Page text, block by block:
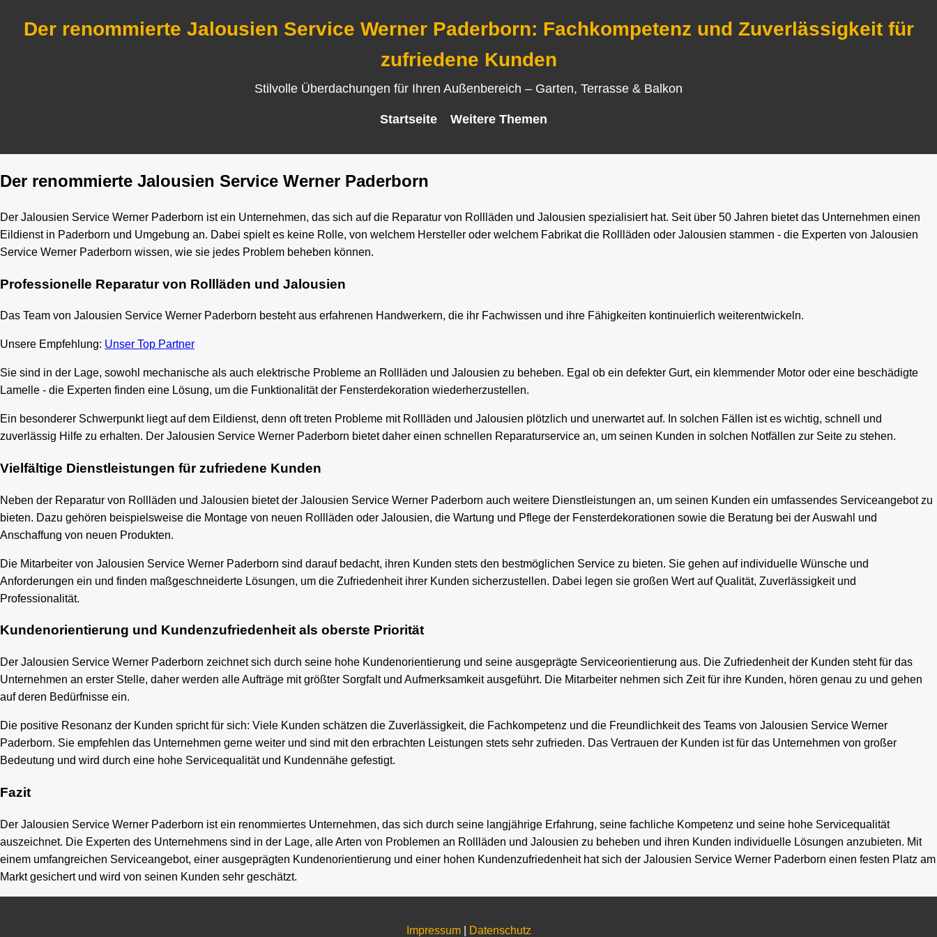
Der renommierte Jalousien Service Werner Paderborn: Fachkompetenz und Zuverlässigkeit für
zufriedene Kunden
Stilvolle Überdachungen für Ihren Außenbereich – Garten, Terrasse & Balkon
Startseite Weitere Themen
Der renommierte Jalousien Service Werner Paderborn
Der Jalousien Service Werner Paderborn ist ein Unternehmen, das sich auf die Reparatur von Rollläden und Jalousien spezialisiert hat. Seit über 50 Jahren bietet das Unternehmen einen
Eildienst in Paderborn und Umgebung an. Dabei spielt es keine Rolle, von welchem Hersteller oder welchem Fabrikat die Rollläden oder Jalousien stammen - die Experten von Jalousien
Service Werner Paderborn wissen, wie sie jedes Problem beheben können.
Professionelle Reparatur von Rollläden und Jalousien
Das Team von Jalousien Service Werner Paderborn besteht aus erfahrenen Handwerkern, die ihr Fachwissen und ihre Fähigkeiten kontinuierlich weiterentwickeln.
Unsere Empfehlung: Unser Top Partner
Sie sind in der Lage, sowohl mechanische als auch elektrische Probleme an Rollläden und Jalousien zu beheben. Egal ob ein defekter Gurt, ein klemmender Motor oder eine beschädigte
Lamelle - die Experten finden eine Lösung, um die Funktionalität der Fensterdekoration wiederherzustellen.
Ein besonderer Schwerpunkt liegt auf dem Eildienst, denn oft treten Probleme mit Rollläden und Jalousien plötzlich und unerwartet auf. In solchen Fällen ist es wichtig, schnell und
zuverlässig Hilfe zu erhalten. Der Jalousien Service Werner Paderborn bietet daher einen schnellen Reparaturservice an, um seinen Kunden in solchen Notfällen zur Seite zu stehen.
Vielfältige Dienstleistungen für zufriedene Kunden
Neben der Reparatur von Rollläden und Jalousien bietet der Jalousien Service Werner Paderborn auch weitere Dienstleistungen an, um seinen Kunden ein umfassendes Serviceangebot zu
bieten. Dazu gehören beispielsweise die Montage von neuen Rollläden oder Jalousien, die Wartung und Pflege der Fensterdekorationen sowie die Beratung bei der Auswahl und
Anschaffung von neuen Produkten.
Die Mitarbeiter von Jalousien Service Werner Paderborn sind darauf bedacht, ihren Kunden stets den bestmöglichen Service zu bieten. Sie gehen auf individuelle Wünsche und
Anforderungen ein und finden maßgeschneiderte Lösungen, um die Zufriedenheit ihrer Kunden sicherzustellen. Dabei legen sie großen Wert auf Qualität, Zuverlässigkeit und
Professionalität.
Kundenorientierung und Kundenzufriedenheit als oberste Priorität
Der Jalousien Service Werner Paderborn zeichnet sich durch seine hohe Kundenorientierung und seine ausgeprägte Serviceorientierung aus. Die Zufriedenheit der Kunden steht für das
Unternehmen an erster Stelle, daher werden alle Aufträge mit größter Sorgfalt und Aufmerksamkeit ausgeführt. Die Mitarbeiter nehmen sich Zeit für ihre Kunden, hören genau zu und gehen
auf deren Bedürfnisse ein.
Die positive Resonanz der Kunden spricht für sich: Viele Kunden schätzen die Zuverlässigkeit, die Fachkompetenz und die Freundlichkeit des Teams von Jalousien Service Werner
Paderborn. Sie empfehlen das Unternehmen gerne weiter und sind mit den erbrachten Leistungen stets sehr zufrieden. Das Vertrauen der Kunden ist für das Unternehmen von großer
Bedeutung und wird durch eine hohe Servicequalität und Kundennähe gefestigt.
Fazit
Der Jalousien Service Werner Paderborn ist ein renommiertes Unternehmen, das sich durch seine langjährige Erfahrung, seine fachliche Kompetenz und seine hohe Servicequalität
auszeichnet. Die Experten des Unternehmens sind in der Lage, alle Arten von Problemen an Rollläden und Jalousien zu beheben und ihren Kunden individuelle Lösungen anzubieten. Mit
einem umfangreichen Serviceangebot, einer ausgeprägten Kundenorientierung und einer hohen Kundenzufriedenheit hat sich der Jalousien Service Werner Paderborn einen festen Platz am
Markt gesichert und wird von seinen Kunden sehr geschätzt.
Impressum| Datenschutz